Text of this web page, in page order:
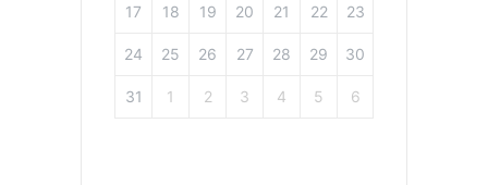
17 18 19 20 21 22 23
24 25 26 27 28 29 30
31 1 2 3 4 5 6